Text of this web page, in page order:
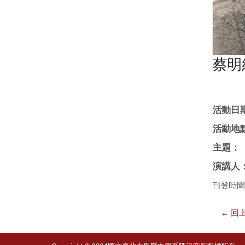
蔡
活動日
活動地
主題：
演講人
刊登時
← 回